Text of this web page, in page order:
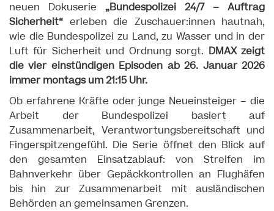
neuen Dokuserie „Bundespolizei 24/7 – Auftrag
Sicherheit“ erleben die Zuschauer:innen hautnah,
wie die Bundespolizei zu Land, zu Wasser und in der
Luft für Sicherheit und Ordnung sorgt. DMAX zeigt
die vier einstündigen Episoden ab 26. Januar 2026
immer montags um 21:15 Uhr.
Ob erfahrene Kräfte oder junge Neueinsteiger – die
Arbeit der Bundespolizei basiert auf
Zusammenarbeit, Verantwortungsbereitschaft und
Fingerspitzengefühl. Die Serie öffnet den Blick auf
den gesamten Einsatzablauf: von Streifen im
Bahnverkehr über Gepäckkontrollen an Flughäfen
bis hin zur Zusammenarbeit mit ausländischen
Behörden an gemeinsamen Grenzen.